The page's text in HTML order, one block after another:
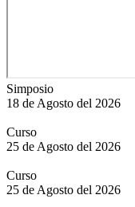
Simposio
18 de Agosto del 2026
Curso
25 de Agosto del 2026
Curso
25 de Agosto del 2026